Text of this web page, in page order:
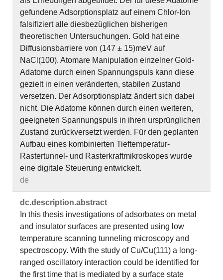
gefundene Adsorptionsplatz auf einem Chlor-Ion
falsifiziert alle diesbezüglichen bisherigen
theoretischen Untersuchungen. Gold hat eine
Diffusionsbarriere von (147 ± 15)meV auf
NaCl(100). Atomare Manipulation einzelner Gold-
Adatome durch einen Spannungspuls kann diese
gezielt in einen veränderten, stabilen Zustand
versetzen. Der Adsorptionsplatz ändert sich dabei
nicht. Die Adatome können durch einen weiteren,
geeigneten Spannungspuls in ihren ursprünglichen
Zustand zurückversetzt werden. Für den geplanten
Aufbau eines kombinierten Tieftemperatur-
Rastertunnel- und Rasterkraftmikroskopes wurde
eine digitale Steuerung entwickelt.
de
dc.​description.​abstract
In this thesis investigations of adsorbates on metal
and insulator surfaces are presented using low
temperature scanning tunneling microscopy and
spectroscopy. With the study of Cu/Cu(111) a long-
ranged oscillatory interaction could be identified for
the first time that is mediated by a surface state